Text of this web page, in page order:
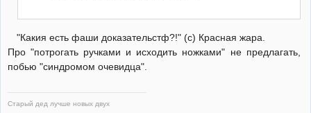
"Какия есть фаши доказательстф?!" (с) Красная жара.
Про "потрогать ручками и исходить ножками" не предлагать,
побью "синдромом очевидца".
Старый дед лучше новых двух